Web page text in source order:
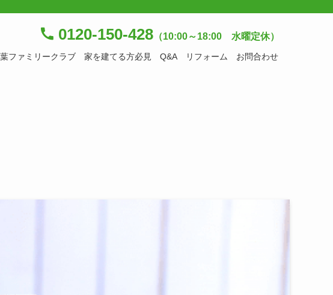
ファミリークラブ 家を建てる方必見 Q&A リフォーム お問合わせ
0120-150-428 （10:00～18:00 水曜定休）